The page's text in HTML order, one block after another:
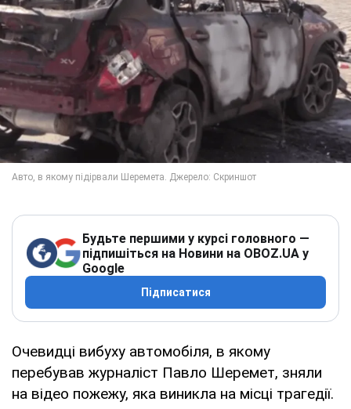
Будьте першими у курсі головного —
підпишіться на Новини на OBOZ.UA у
Google
Підписатися
Очевидці вибуху автомобіля, в якому
перебував журналіст Павло Шеремет, зняли
на відео пожежу, яка виникла на місці трагедії.